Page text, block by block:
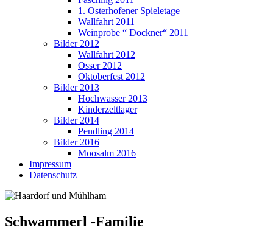
1. Osterhofener Spieletage
Wallfahrt 2011
Weinprobe “ Dockner“ 2011
Bilder 2012
Wallfahrt 2012
Osser 2012
Oktoberfest 2012
Bilder 2013
Hochwasser 2013
Kinderzeltlager
Bilder 2014
Pendling 2014
Bilder 2016
Moosalm 2016
Impressum
Datenschutz
Schwammerl -Familie